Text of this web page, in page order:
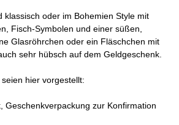
klassisch oder im Bohemien Style mit
Fisch-Symbolen und einer süßen,
Glasröhrchen oder ein Fläschchen mit
sehr hübsch auf dem Geldgeschenk.
hier vorgestellt:
Geschenkverpackung zur Konfirmation